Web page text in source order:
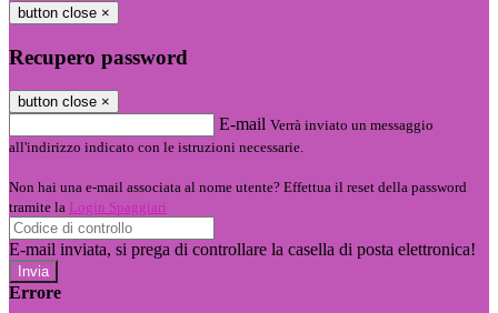
button close ×
Recupero password
button close ×
E-mail Verrà inviato un messaggio
all'indirizzo indicato con le istruzioni necessarie.
Non hai una e-mail associata al nome utente? Effettua il reset della password
tramite la Login Spaggiari
E-mail inviata, si prega di controllare la casella di posta elettronica!
Errore